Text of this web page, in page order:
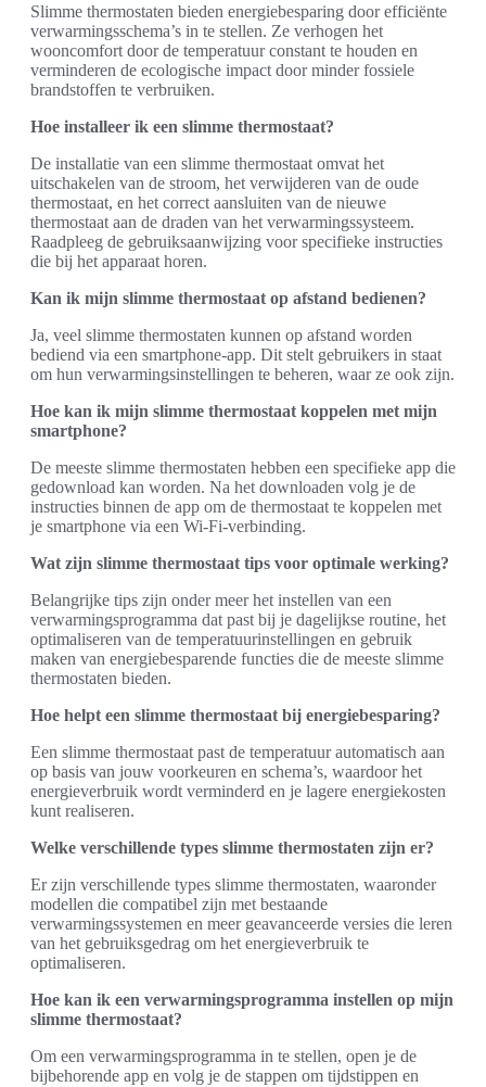
Slimme thermostaten bieden energiebesparing door efficiënte
verwarmingsschema’s in te stellen. Ze verhogen het
wooncomfort door de temperatuur constant te houden en
verminderen de ecologische impact door minder fossiele
brandstoffen te verbruiken.
Hoe installeer ik een slimme thermostaat?
De installatie van een slimme thermostaat omvat het
uitschakelen van de stroom, het verwijderen van de oude
thermostaat, en het correct aansluiten van de nieuwe
thermostaat aan de draden van het verwarmingssysteem.
Raadpleeg de gebruiksaanwijzing voor specifieke instructies
die bij het apparaat horen.
Kan ik mijn slimme thermostaat op afstand bedienen?
Ja, veel slimme thermostaten kunnen op afstand worden
bediend via een smartphone-app. Dit stelt gebruikers in staat
om hun verwarmingsinstellingen te beheren, waar ze ook zijn.
Hoe kan ik mijn slimme thermostaat koppelen met mijn
smartphone?
De meeste slimme thermostaten hebben een specifieke app die
gedownload kan worden. Na het downloaden volg je de
instructies binnen de app om de thermostaat te koppelen met
je smartphone via een Wi-Fi-verbinding.
Wat zijn slimme thermostaat tips voor optimale werking?
Belangrijke tips zijn onder meer het instellen van een
verwarmingsprogramma dat past bij je dagelijkse routine, het
optimaliseren van de temperatuurinstellingen en gebruik
maken van energiebesparende functies die de meeste slimme
thermostaten bieden.
Hoe helpt een slimme thermostaat bij energiebesparing?
Een slimme thermostaat past de temperatuur automatisch aan
op basis van jouw voorkeuren en schema’s, waardoor het
energieverbruik wordt verminderd en je lagere energiekosten
kunt realiseren.
Welke verschillende types slimme thermostaten zijn er?
Er zijn verschillende types slimme thermostaten, waaronder
modellen die compatibel zijn met bestaande
verwarmingssystemen en meer geavanceerde versies die leren
van het gebruiksgedrag om het energieverbruik te
optimaliseren.
Hoe kan ik een verwarmingsprogramma instellen op mijn
slimme thermostaat?
Om een verwarmingsprogramma in te stellen, open je de
bijbehorende app en volg je de stappen om tijdstippen en